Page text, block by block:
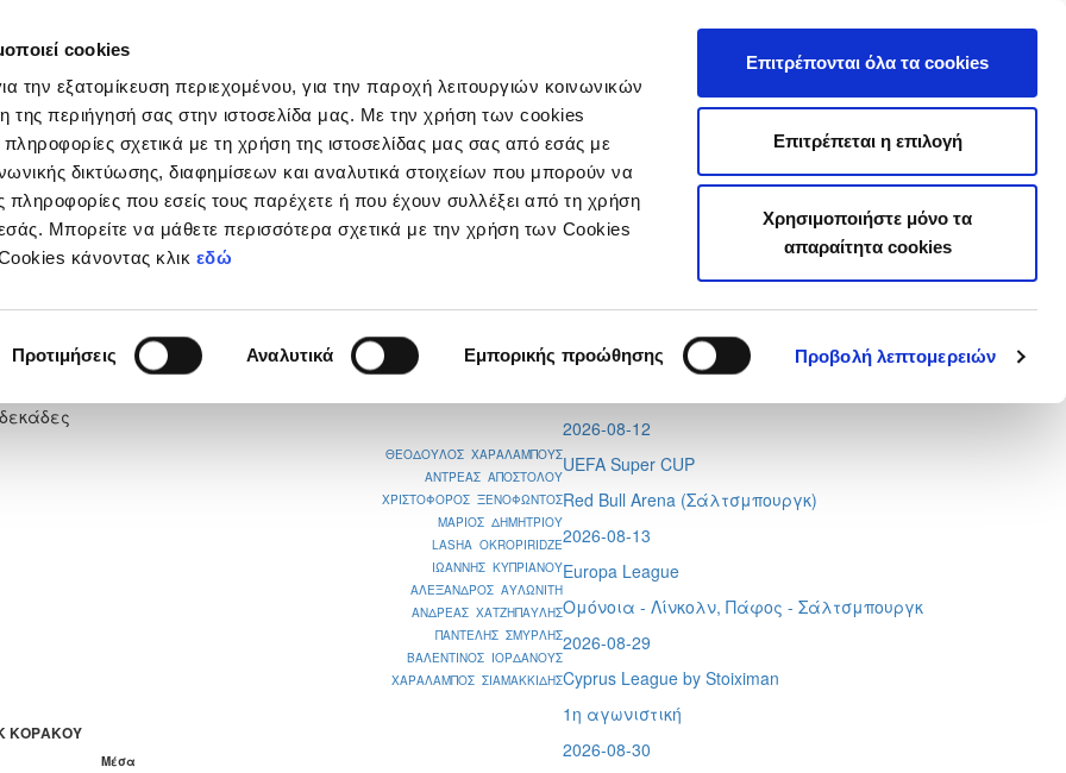
cookies
την εξατομίκευση περιεχομένου, για την παροχή λειτουργιών κοινωνικών
της περιήγησή σας στην ιστοσελίδα μας. Με την χρήση των cookies
πληροφορίες σχετικά με τη χρήση της ιστοσελίδας μας σας από εσάς με
δικτύωσης, διαφημίσεων και αναλυτικά στοιχείων που μπορούν να
που εσείς τους παρέχετε ή που έχουν συλλέξει από τη χρήση
Μπορείτε να μάθετε περισσότερα σχετικά με την χρήση των Cookies
κάνοντας κλικ εδώ
Προτιμήσεις Αναλυτικά Εμπορικής προώθησης Προβολή λεπτομερειών
Επιτρέπονται όλα τα cookies
Επιτρέπεται η επιλογή
Χρησιμοποιήστε μόνο τα
απαραίτητα cookies
Διοργανώσεις
0
ΘΕΟΔΟΥΛΟΣ ΧΑΡΑΛΑΜΠΟΥΣ
ΑΝΤΡΕΑΣ ΑΠΟΣΤΟΛΟΥ
ΧΡΙΣΤΟΦΟΡΟΣ ΞΕΝΟΦΩΝΤΟΣ
ΜΑΡΙΟΣ ΔΗΜΗΤΡΙΟΥ
LASHA OKROPIRIDZE
ΙΩΑΝΝΗΣ ΚΥΠΡΙΑΝΟΥ
ΑΛΕΞΑΝΔΡΟΣ ΑΥΛΩΝΙΤΗ
ΑΝΔΡΕΑΣ ΧΑΤΖΗΠΑΥΛΗΣ
ΠΑΝΤΕΛΗΣ ΣΜΥΡΛΗΣ
ΒΑΛΕΝΤΙΝΟΣ ΙΟΡΔΑΝΟΥΣ
ΧΑΡΑΛΑΜΠΟΣ ΣΙΑΜΑΚΚΙΔΗΣ
ΚΟΡΑΚΟΥ
Μέσα
Tweets by CyprusFA
Προσεχή γεγονότα
Conference League
2026-08-12
UEFA Super CUP
Red Bull Arena (Σάλτσμπουργκ)
2026-08-13
Europa League
Ομόνοια - Λίνκολν, Πάφος - Σάλτσμπουργκ
2026-08-29
Cyprus League by Stoiximan
1η αγωνιστική
2026-08-30